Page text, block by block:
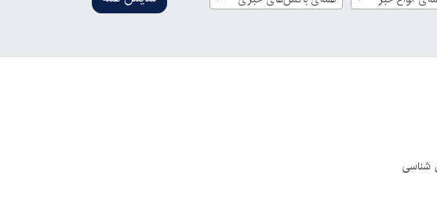
شناسی